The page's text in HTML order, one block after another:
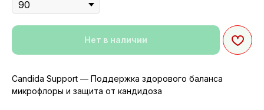
Нет в наличии
Candida Support — Поддержка здорового баланса
микрофлоры и защита от кандидоза